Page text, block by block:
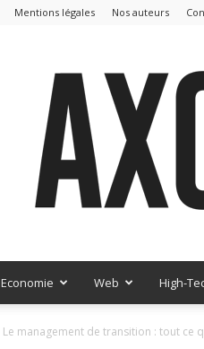
Mentions légales Nos auteurs
Economie Web High-
Le management de transition : tout ce